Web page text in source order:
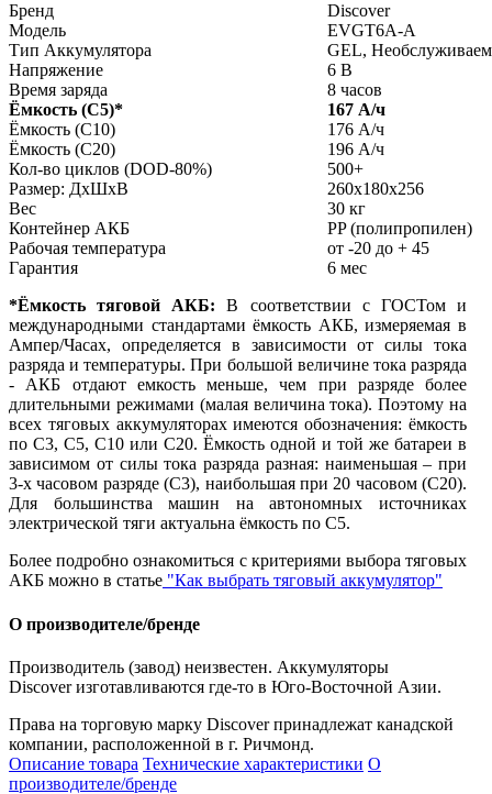
Бренд
Discover
Модель
EVGT6A-A
Тип Аккумулятора
GEL,
Напряжение
6 В
Время заряда
8 часов
Ёмкость (С5)*
167 А/ч
Ёмкость (С10)
176 А/ч
Ёмкость (С20)
196 А/ч
Кол-во циклов (DOD-80%)
500+
Размер: ДхШхВ
260x180x256
Вес
30 кг
Контейнер АКБ
PP (полипропилен)
Рабочая температура
от -20 до + 45
Гарантия
6 мес
*Ёмкость тяговой АКБ:В соответствии с ГОСТом и
международными стандартами ёмкость АКБ, измеряемая в
Ампер/Часах, определяется в зависимости от силы тока
разряда и температуры. При большой величине тока разряда
- АКБ отдают емкость меньше, чем при разряде более
длительными режимами (малая величина тока). Поэтому на
всех тяговых аккумуляторах имеются обозначения: ёмкость
по С3, С5, С10 или С20. Ёмкость одной и той же батареи в
зависимом от силы тока разряда разная: наименьшая – при
3-х часовом разряде (С3), наибольшая при 20 часовом (С20).
Для большинства машин на автономных источниках
электрической тяги актуальна ёмкость по С5.
Более подробно ознакомиться с критериями выбора тяговых
АКБ можно в статье "Как выбрать тяговый аккумулятор"
О производителе/бренде
Производитель (завод) неизвестен. Аккумуляторы
Discover изготавливаются где-то в Юго-Восточной Азии.
Права на торговую марку Discover принадлежат канадской
компании, расположенной в г. Ричмонд.
Описание товара Технические характеристики О
производителе/бренде